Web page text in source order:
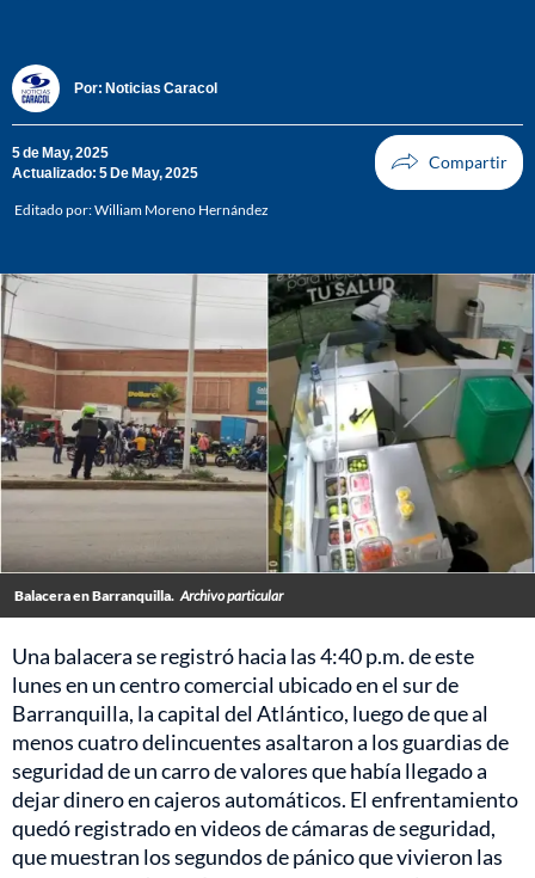
Por: Noticias Caracol
5 de May, 2025
Actualizado: 5 De May, 2025
Editado por:William Moreno Hernández
Balacera en Barranquilla. Archivo particular
Una balacera se registró hacia las 4:40 p.m. de este
lunes en un centro comercial ubicado en el sur de
Barranquilla, la capital del Atlántico, luego de que al
menos cuatro delincuentes asaltaron a los guardias de
seguridad de un carro de valores que había llegado a
dejar dinero en cajeros automáticos. El enfrentamiento
quedó registrado en videos de cámaras de seguridad,
que muestran los segundos de pánico que vivieron las